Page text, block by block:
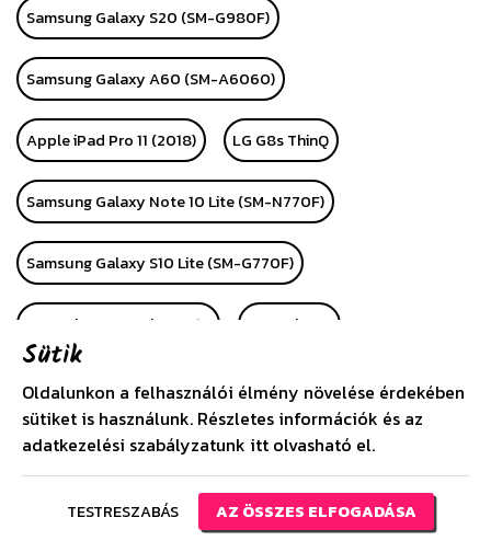
Samsung Galaxy S20 (SM-G980F)
Samsung Galaxy A60 (SM-A6060)
Apple iPad Pro 11 (2018) LG G8s ThinQ
Samsung Galaxy Note 10 Lite (SM-N770F)
Samsung Galaxy S10 Lite (SM-G770F)
Huawei P Smart Plus 2019 Huawei P40
Huawei P40 Pro Alcatel 1 (OT-5033D) LG K40S
Apple iPhone SE (2020) Huawei P40 Lite
Huawei P40 Lite E Samsung Galaxy A21 (SM-A210F)
Sütik
Oldalunkon a felhasználói élmény növelése érdekében
sütiket is használunk. Részletes információk és az
adatkezelési szabályzatunk itt olvasható el.
TESTRESZABÁS AZ ÖSSZES ELFOGADÁSA